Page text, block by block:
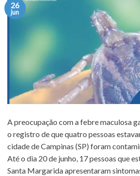
26
jun
A preocupação com a febre maculosa
o registro de que quatro pessoas
cidade de Campinas (SP) foram
Até o dia 20 de junho, 17 pessoas que
Santa Margarida apresentaram